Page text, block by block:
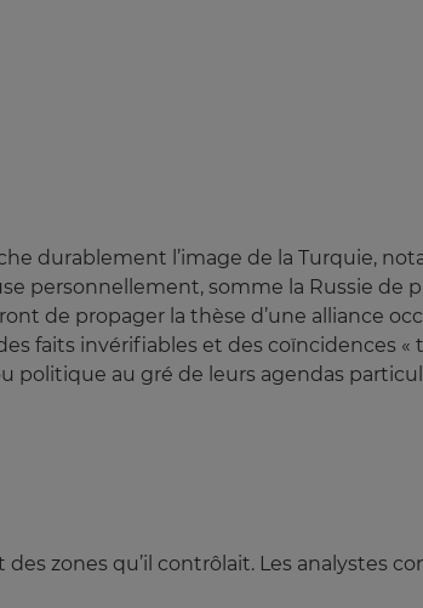
durablement l’image de la Turquie,
personnellement, somme la Russie de
de propager la thèse d’une alliance
faits invérifiables et des coïncidences
politique au gré de leurs agendas
zones qu’il contrôlait. Les analystes